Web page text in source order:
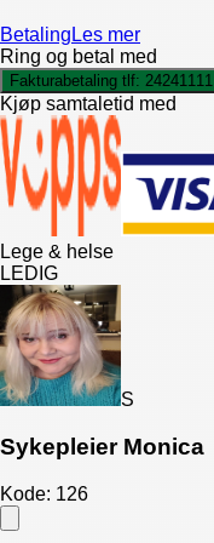
Betaling Les mer
Ring og betal med
Fakturabetaling tlf: 24241111
Kjøp samtaletid med
Lege & helse
LEDIG
S
Sykepleier Monica
Kode: 126